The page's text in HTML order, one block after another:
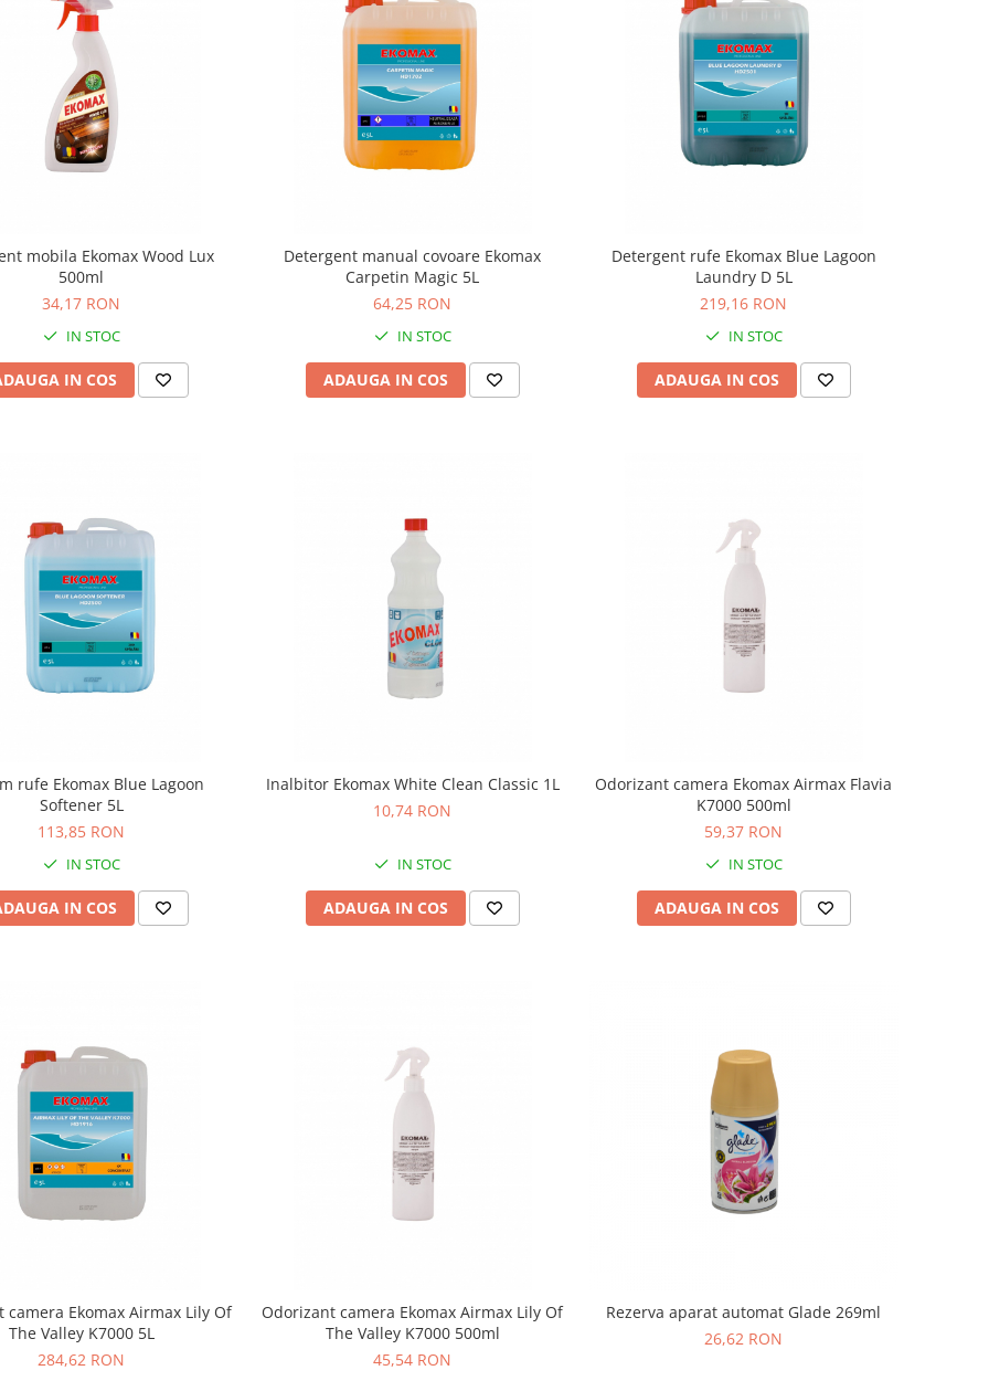
mobila Ekomax Wood Lux
500ml
34,17 RON
IN STOC
IN COS
Detergent manual covoare Ekomax
Carpetin Magic 5L
64,25 RON
IN STOC
ADAUGA IN COS
Detergent rufe Ekomax Blue Lagoon
Laundry D 5L
219,16 RON
IN STOC
ADAUGA IN COS
rufe Ekomax Blue Lagoon
Softener 5L
113,85 RON
IN STOC
IN COS
Inalbitor Ekomax White Clean Classic 1L
10,74 RON
IN STOC
ADAUGA IN COS
Odorizant camera Ekomax Airmax Flavia
K7000 500ml
59,37 RON
IN STOC
ADAUGA IN COS
camera Ekomax Airmax Lily Of
The Valley K7000 5L
284,62 RON
Odorizant camera Ekomax Airmax Lily Of
The Valley K7000 500ml
45,54 RON
Rezerva aparat automat Glade 269ml
26,62 RON